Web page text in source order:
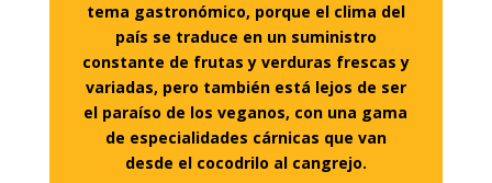
tema gastronómico, porque el clima del
país se traduce en un suministro
constante de frutas y verduras frescas y
variadas, pero también está lejos de ser
el paraíso de los veganos, con una gama
de especialidades cárnicas que van
desde el cocodrilo al cangrejo.